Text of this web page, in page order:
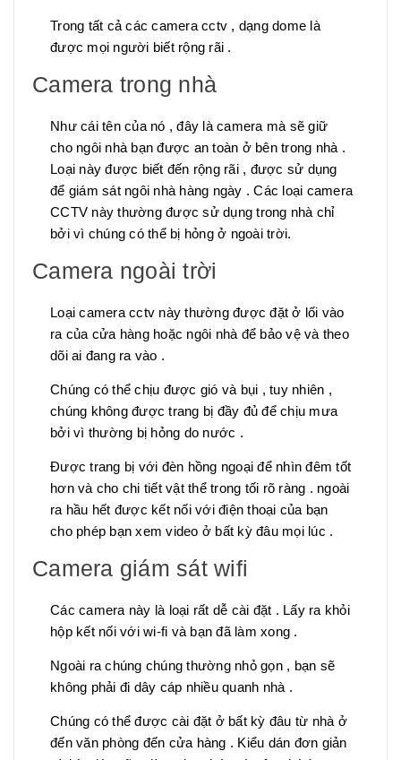
Trong tất cả các camera cctv , dạng dome là
được mọi người biết rộng rãi .
Camera trong nhà
Như cái tên của nó , đây là camera mà sẽ giữ
cho ngôi nhà bạn được an toàn ở bên trong nhà .
Loại này được biết đến rộng rãi , được sử dụng
để giám sát ngôi nhà hàng ngày . Các loại camera
CCTV này thường được sử dụng trong nhà chỉ
bởi vì chúng có thể bị hỏng ở ngoài trời.
Camera ngoài trời
Loại camera cctv này thường được đặt ở lối vào
ra của cửa hàng hoặc ngôi nhà để bảo vệ và theo
dõi ai đang ra vào .
Chúng có thể chịu được gió và bụi , tuy nhiên ,
chúng không được trang bị đầy đủ để chịu mưa
bởi vì thường bị hỏng do nước .
Được trang bị với đèn hồng ngoại để nhìn đêm tốt
hơn và cho chi tiết vật thể trong tối rõ ràng . ngoài
ra hầu hết được kết nối với điện thoại của bạn
cho phép bạn xem video ở bất kỳ đâu mọi lúc .
Camera giám sát wifi
Các camera này là loại rất dễ cài đặt . Lấy ra khỏi
hộp kết nối với wi-fi và bạn đã làm xong .
Ngoài ra chúng chúng thường nhỏ gọn , bạn sẽ
không phải đi dây cáp nhiều quanh nhà .
Chúng có thể được cài đặt ở bất kỳ đâu từ nhà ở
đến văn phòng đến cửa hàng . Kiểu dán đơn giản